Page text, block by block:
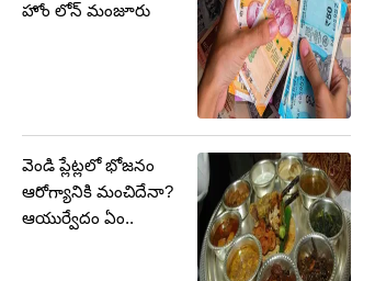
హోం లోన్ మంజూరు
వెండి ప్లేట్లలో భోజనం
ఆరోగ్యానికి మంచిదేనా?
ఆయుర్వేదం ఏం..